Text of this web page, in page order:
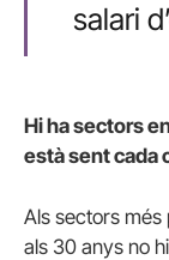
salari
Hi ha sectors
està sent cada
Als sectors més
als 30 anys no